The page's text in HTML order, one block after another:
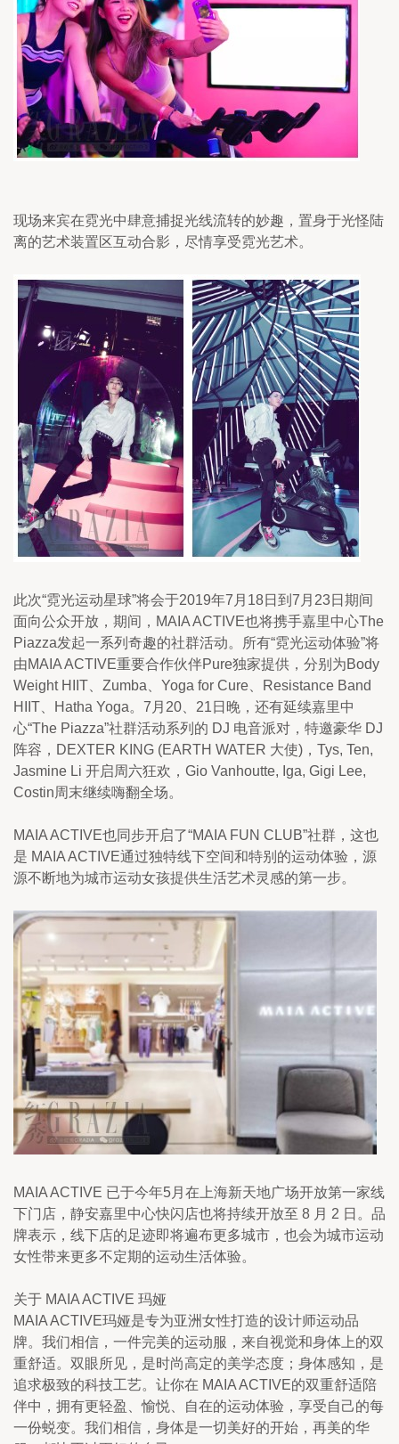
现场来宾在霓光中肆意捕捉光线流转的妙趣，置身于光怪陆
离的艺术装置区互动合影，尽情享受霓光艺术。
此次“霓光运动星球”将会于2019年7月18日到7月23日期间
面向公众开放，期间，MAIA ACTIVE也将携手嘉里中心The
Piazza发起一系列奇趣的社群活动。所有“霓光运动体验”将
由MAIA ACTIVE重要合作伙伴Pure独家提供，分别为Body
Weight HIIT、Zumba、Yoga for Cure、Resistance Band
HIIT、Hatha Yoga。7月20、21日晚，还有延续嘉里中
心“The Piazza”社群活动系列的 DJ 电音派对，特邀豪华 DJ
阵容，DEXTER KING (EARTH WATER 大使)，Tys, Ten,
Jasmine Li 开启周六狂欢，Gio Vanhoutte, Iga, Gigi Lee,
Costin周末继续嗨翻全场。
MAIA ACTIVE也同步开启了“MAIA FUN CLUB”社群，这也
是 MAIA ACTIVE通过独特线下空间和特别的运动体验，源
源不断地为城市运动女孩提供生活艺术灵感的第一步。
MAIA ACTIVE 已于今年5月在上海新天地广场开放第一家线
下门店，静安嘉里中心快闪店也将持续开放至 8 月 2 日。品
牌表示，线下店的足迹即将遍布更多城市，也会为城市运动
女性带来更多不定期的运动生活体验。
关于 MAIA ACTIVE 玛娅
MAIA ACTIVE玛娅是专为亚洲女性打造的设计师运动品
牌。我们相信，一件完美的运动服，来自视觉和身体上的双
重舒适。双眼所见，是时尚高定的美学态度；身体感知，是
追求极致的科技工艺。让你在 MAIA ACTIVE的双重舒适陪
伴中，拥有更轻盈、愉悦、自在的运动体验，享受自己的每
一份蜕变。我们相信，身体是一切美好的开始，再美的华